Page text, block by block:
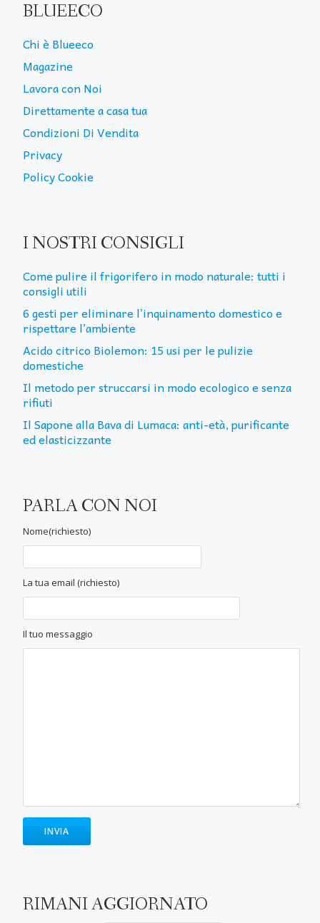
BLUEECO
Chi è Blueeco
Magazine
Lavora con Noi
Direttamente a casa tua
Condizioni Di Vendita
Privacy
Policy Cookie
I NOSTRI CONSIGLI
Come pulire il frigorifero in modo naturale: tutti i
consigli utili
6 gesti per eliminare l’inquinamento domestico e
rispettare l’ambiente
Acido citrico Biolemon: 15 usi per le pulizie
domestiche
Il metodo per struccarsi in modo ecologico e senza
rifiuti
Il Sapone alla Bava di Lumaca: anti-età, purificante
ed elasticizzante
PARLA CON NOI
Nome(richiesto)
La tua email (richiesto)
Il tuo messaggio
RIMANI AGGIORNATO